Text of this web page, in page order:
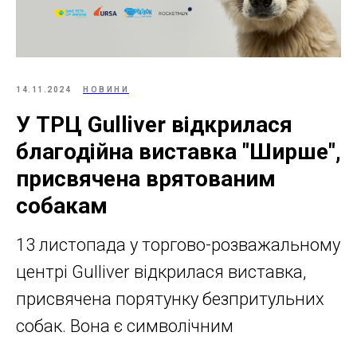
14.11.2024 НОВИНИ
У ТРЦ Gulliver відкрилася
благодійна виставка "Ширше",
присвячена врятованим
собакам
13 листопада у торгово-розважальному
центрі Gulliver відкрилася виставка,
присвячена порятунку безпритульних
собак. Вона є символічним